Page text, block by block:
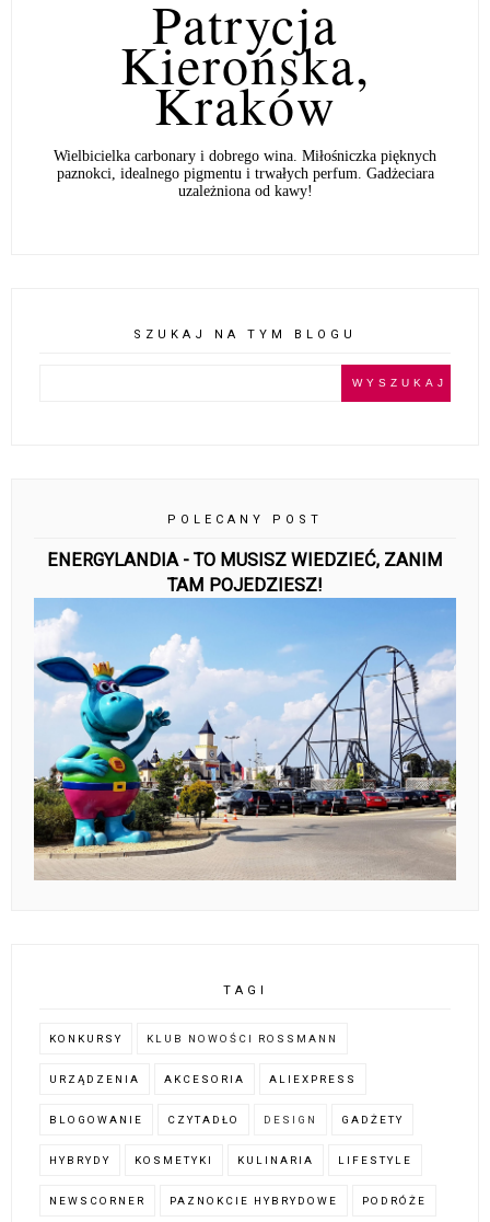
Patrycja
Kierońska,
Kraków
Wielbicielka carbonary i dobrego wina. Miłośniczka pięknych
paznokci, idealnego pigmentu i trwałych perfum. Gadżeciara
uzależniona od kawy!
SZUKAJ NA TYM BLOGU
POLECANY POST
ENERGYLANDIA - TO MUSISZ WIEDZIEĆ, ZANIM
TAM POJEDZIESZ!
TAGI
KONKURSY KLUB NOWOŚCI ROSSMANN
URZĄDZENIA AKCESORIA ALIEXPRESS
BLOGOWANIE CZYTADŁO DESIGN GADŻETY
HYBRYDY KOSMETYKI KULINARIA LIFESTYLE
NEWSCORNER PAZNOKCIE HYBRYDOWE PODRÓŻE